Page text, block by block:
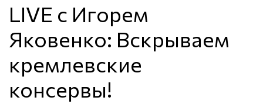
LIVE с Игорем
Яковенко: Вскрываем
кремлевские
консервы!